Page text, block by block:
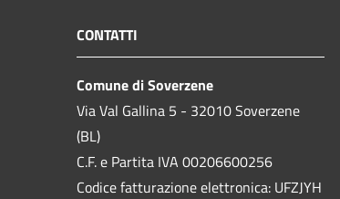
CONTATTI
Comune di Soverzene
Via Val Gallina 5 - 32010 Soverzene
(BL)
C.F. e Partita IVA 00206600256
Codice fatturazione elettronica: UFZJYH